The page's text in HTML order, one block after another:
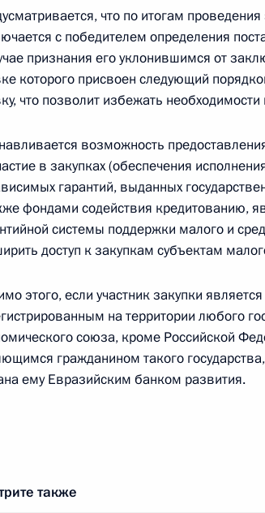
закон, касающийся порядка
отчётности и аудиторских
2021 года, 14:35
закон, направленный на
2021 года, 14:30
закон, упрощающий порядок
изменения в закон о
закон, направленный на
что по итогам
с победителем определения
признания его уклонившимся от
которого присвоен следующий
что позволит избежать
возможность
в закупках (обеспечения
гарантий, выданных
фондами содействия кредитованию,
системы поддержки малого и
доступ к закупкам субъектам
этого, если участник закупки
на территории любого
союза, кроме Российской
гражданином такого
ему Евразийским банком развития.
также